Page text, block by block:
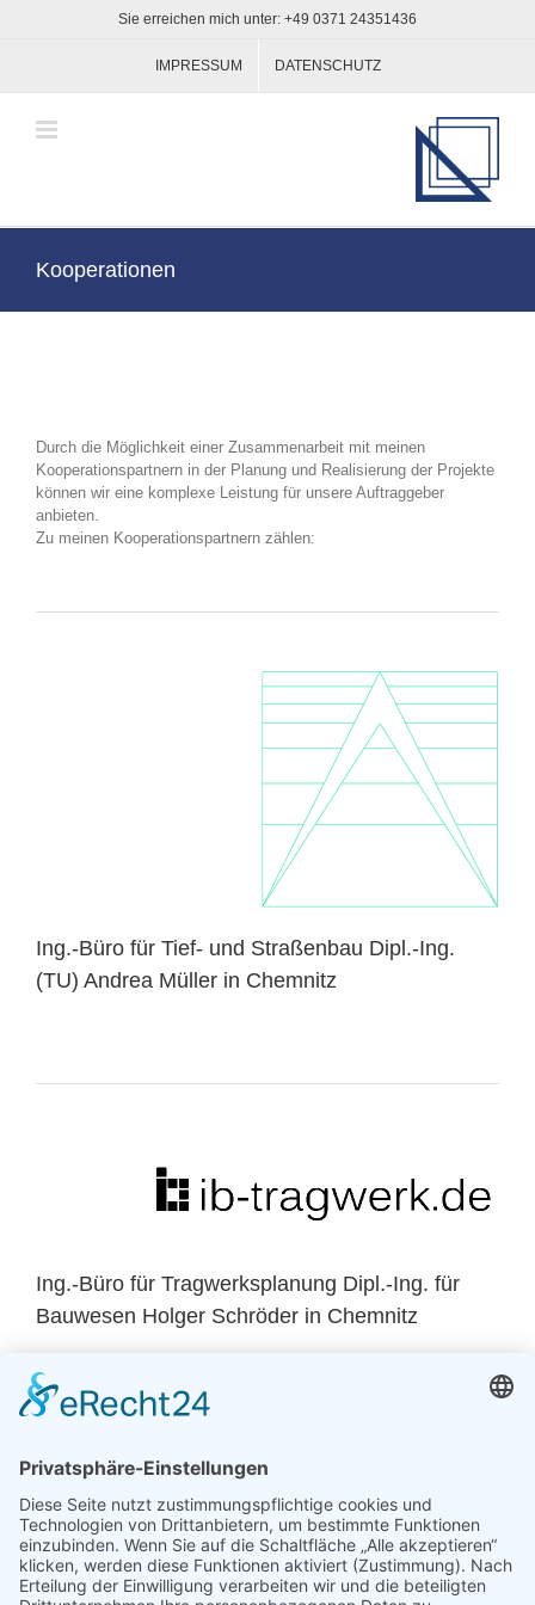
Sie erreichen mich unter: +49 0371 24351436
IMPRESSUM DATENSCHUTZ
Kooperationen
Durch die Möglichkeit einer Zusammenarbeit mit meinen
Kooperationspartnern in der Planung und Realisierung der Projekte
können wir eine komplexe Leistung für unsere Auftraggeber
anbieten.
Zu meinen Kooperationspartnern zählen:
Ing.-Büro für Tief- und Straßenbau Dipl.-Ing.
(TU) Andrea Müller in Chemnitz
Ing.-Büro für Tragwerksplanung Dipl.-Ing. für
Bauwesen Holger Schröder in Chemnitz
Ing.-Büro für Elektrotechnik Dipl.Ing. (FH)
Eckhard Oettel in Marienberg